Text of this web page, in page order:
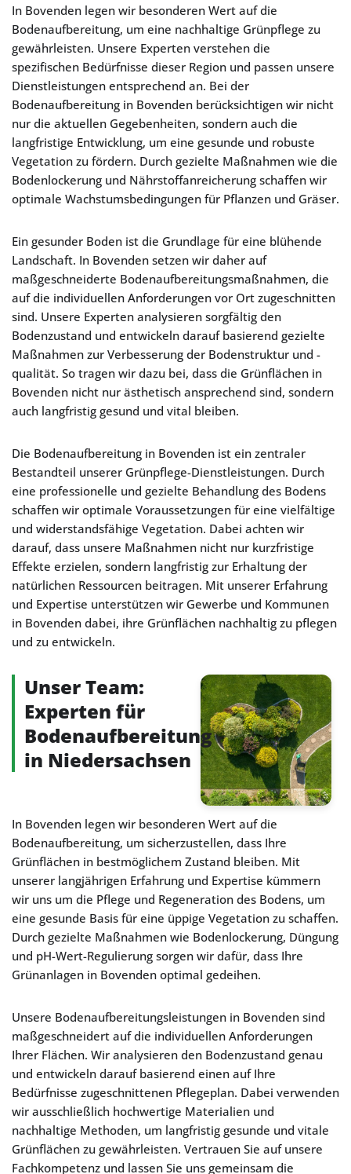
In Bovenden legen wir besonderen Wert auf die
Bodenaufbereitung, um eine nachhaltige Grünpflege zu
gewährleisten. Unsere Experten verstehen die
spezifischen Bedürfnisse dieser Region und passen unsere
Dienstleistungen entsprechend an. Bei der
Bodenaufbereitung in Bovenden berücksichtigen wir nicht
nur die aktuellen Gegebenheiten, sondern auch die
langfristige Entwicklung, um eine gesunde und robuste
Vegetation zu fördern. Durch gezielte Maßnahmen wie die
Bodenlockerung und Nährstoffanreicherung schaffen wir
optimale Wachstumsbedingungen für Pflanzen und Gräser.
Ein gesunder Boden ist die Grundlage für eine blühende
Landschaft. In Bovenden setzen wir daher auf
maßgeschneiderte Bodenaufbereitungsmaßnahmen, die
auf die individuellen Anforderungen vor Ort zugeschnitten
sind. Unsere Experten analysieren sorgfältig den
Bodenzustand und entwickeln darauf basierend gezielte
Maßnahmen zur Verbesserung der Bodenstruktur und -
qualität. So tragen wir dazu bei, dass die Grünflächen in
Bovenden nicht nur ästhetisch ansprechend sind, sondern
auch langfristig gesund und vital bleiben.
Die Bodenaufbereitung in Bovenden ist ein zentraler
Bestandteil unserer Grünpflege-Dienstleistungen. Durch
eine professionelle und gezielte Behandlung des Bodens
schaffen wir optimale Voraussetzungen für eine vielfältige
und widerstandsfähige Vegetation. Dabei achten wir
darauf, dass unsere Maßnahmen nicht nur kurzfristige
Effekte erzielen, sondern langfristig zur Erhaltung der
natürlichen Ressourcen beitragen. Mit unserer Erfahrung
und Expertise unterstützen wir Gewerbe und Kommunen
in Bovenden dabei, ihre Grünflächen nachhaltig zu pflegen
und zu entwickeln.
Unser Team:
Experten für
Bodenaufbereitung
in Niedersachsen
In Bovenden legen wir besonderen Wert auf die
Bodenaufbereitung, um sicherzustellen, dass Ihre
Grünflächen in bestmöglichem Zustand bleiben. Mit
unserer langjährigen Erfahrung und Expertise kümmern
wir uns um die Pflege und Regeneration des Bodens, um
eine gesunde Basis für eine üppige Vegetation zu schaffen.
Durch gezielte Maßnahmen wie Bodenlockerung, Düngung
und pH-Wert-Regulierung sorgen wir dafür, dass Ihre
Grünanlagen in Bovenden optimal gedeihen.
Unsere Bodenaufbereitungsleistungen in Bovenden sind
maßgeschneidert auf die individuellen Anforderungen
Ihrer Flächen. Wir analysieren den Bodenzustand genau
und entwickeln darauf basierend einen auf Ihre
Bedürfnisse zugeschnittenen Pflegeplan. Dabei verwenden
wir ausschließlich hochwertige Materialien und
nachhaltige Methoden, um langfristig gesunde und vitale
Grünflächen zu gewährleisten. Vertrauen Sie auf unsere
Fachkompetenz und lassen Sie uns gemeinsam die